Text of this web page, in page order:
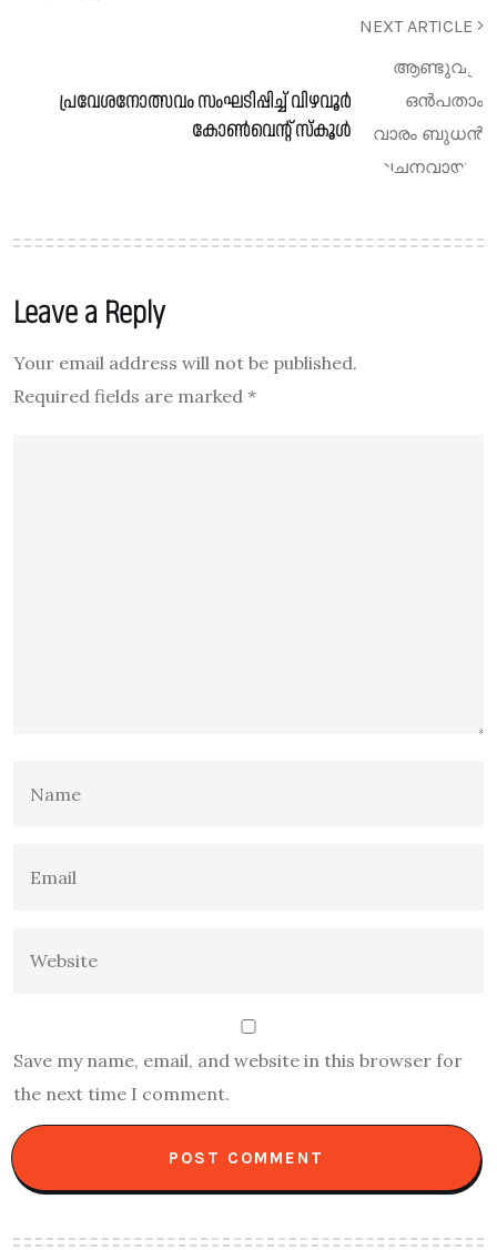
NEXT ARTICLE
പ്രവേശനോത്സവം സംഘടിപ്പിച്ച് വിഴവൂർ
കോൺവെന്റ് സ്കൂൾ
Leave a Reply
Your email address will not be published.
Required fields are marked *
Save my name, email, and website in this browser for
the next time I comment.